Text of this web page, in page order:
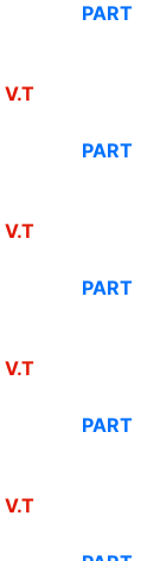
PART
V.T
PART
V.T
PART
V.T
PART
V.T